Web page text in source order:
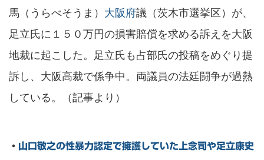
馬（うらべそうま） 大阪府議（茨木市選挙区）が、
足立氏に１５０万円の損害賠償を求める訴えを大阪
地裁に起こした。足立氏も占部氏の投稿をめぐり提
訴し、大阪高裁で係争中。両議員の法廷闘争が過熱
している。（記事より）
・ 山口敬之の性暴力認定で擁護していた上念司や足立康史